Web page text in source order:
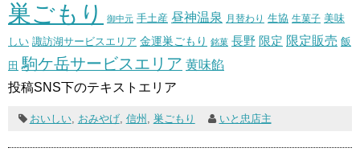
巣ごもり 御中元 手土産 昼神温泉 月替わり 生協 生菓子 美味
しい 諏訪湖サービスエリア 金運巣ごもり 銘菓 長野 限定 限定販売 飯
田 駒ケ岳サービスエリア 黄味餡
投稿SNS下のテキストエリア
おいしい, おみやげ, 信州 巣ごもり いと忠店主